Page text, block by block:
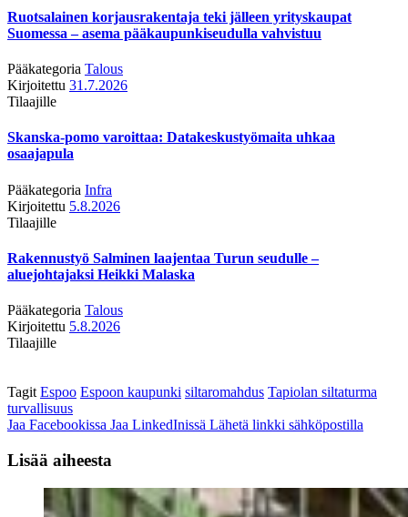
Ruotsalainen korjausrakentaja teki jälleen yrityskaupat
Suomessa – asema pääkaupunkiseudulla vahvistuu
Pääkategoria Talous
Kirjoitettu 31.7.2026
Tilaajille
Skanska-pomo varoittaa: Datakeskustyömaita uhkaa
osaajapula
Pääkategoria Infra
Kirjoitettu 5.8.2026
Tilaajille
Rakennustyö Salminen laajentaa Turun seudulle –
aluejohtajaksi Heikki Malaska
Pääkategoria Talous
Kirjoitettu 5.8.2026
Tilaajille
Tagit Espoo Espoon kaupunki siltaromahdus Tapiolan siltaturma
turvallisuus
Jaa Facebookissa Jaa LinkedInissä Lähetä linkki sähköpostilla
Lisää aiheesta